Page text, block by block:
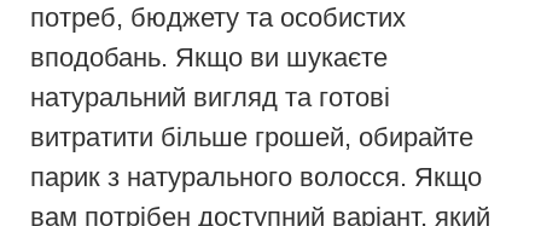
потреб, бюджету та особистих
вподобань. Якщо ви шукаєте
натуральний вигляд та готові
витратити більше грошей, обирайте
парик з натурального волосся. Якщо
вам потрібен доступний варіант, який